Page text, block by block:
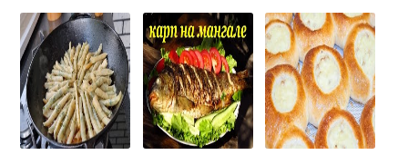
УСЛОВИЯХ
ВКУСНО И
БЫСТРО
ПРОСТЫЕ И
ВКУСНЫЕ
ВКУСНО